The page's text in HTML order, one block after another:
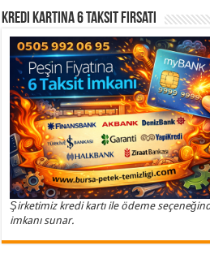
Kredi Kartına 6 Taksit Fırsatı
Şirketimiz kredi kartı ile ödeme
imkanı sunar.